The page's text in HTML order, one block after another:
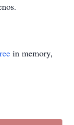
in memory,